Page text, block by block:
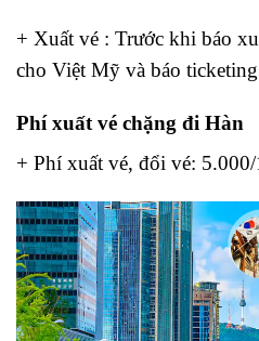
+ Xuất vé : Trước khi báo
cho Việt Mỹ và báo
Phí xuất vé chặng đi Hàn
+ Phí xuất vé, đổi vé: